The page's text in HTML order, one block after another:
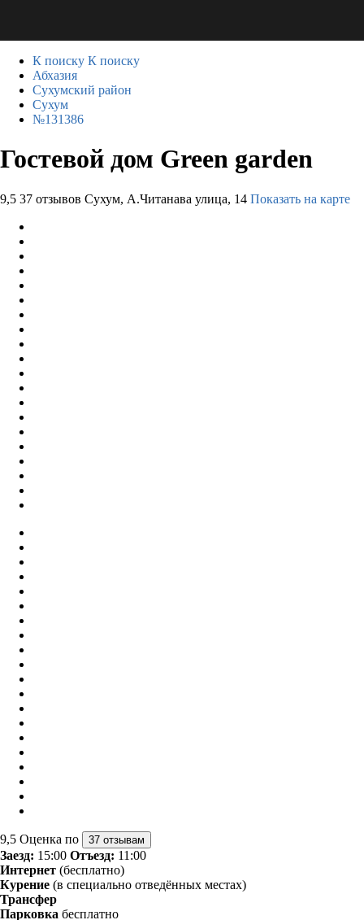
К поиску К поиску
Абхазия
Сухумский район
Сухум
№131386
Гостевой дом Green garden
9,5 37 отзывов Сухум, А.Читанава улица, 14 Показать на карте
9,5 Оценка по 37 отзывам
Заезд: 15:00 Отъезд: 11:00
Интернет (бесплатно)
Курение (в специально отведённых местах)
Трансфер
Парковка бесплатно